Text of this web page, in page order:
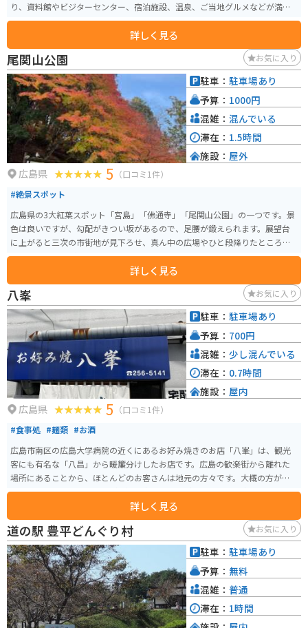
り、資料館やビジターセンター、宿泊施設、温泉、ご当地グルメなどが満喫
できます。
詳しく見る
尾関山公園 お気に入り
広島県 5 （口コミ1件）
#絶景スポット
広島県の3大紅葉スポット「宮島」「佛通寺」「尾関山公園」の一つです。景
色は良いですが、勾配がきつい坂があるので、足腰が鍛えられます。展望台
に上がると三次の市街地が見下ろせ、真ん中の広場やひと段降りたところの
ベンチでくつろげます。
詳しく見る
駐車： 駐車場あり
予算： 1000円
混雑： 混んでいる
滞在： 1.5時間
施設： 屋外
八峯 お気に入り
広島県 5 （口コミ1件）
#食事処 #麺類 #お酒
広島市南区の広島大学病院の近くにあるお好み焼きのお店「八峯」は、観光
客にも有名な「八昌」から暖簾分けしたお店です。広島の歓楽街から離れた
場所にあることから、ほとんどのお客さんは地元の方々です。大概の方が頼
まれるのは、肉玉そばですが、通の方は肉玉うどんを頼まれる方もいます。
どちらも700円でボリュームもあり、たっぷり入ったキャベツと麺、そして薄
く敷いた生地とのバランスがバッチリで、少し甘めのソースが載っていて、
とっても美味しいです。目の前の鉄板でお好み焼きを焼いている店の雰囲気
も、昭和を感じられていい感じです。
詳しく見る
駐車： 駐車場あり
予算： 700円
混雑： 少し混んでいる
滞在： 0.7時間
施設： 屋内
道の駅 豊平どんぐり村 お気に入り
駐車： 駐車場あり
予算： 無料
混雑： 普通
滞在： 1時間